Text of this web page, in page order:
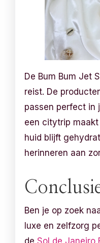
De Bum Bum Jet
reist. De
passen perfect in
een citytrip
huid blijft
herinneren aan
Ben je op zoek
luxe en zelfzorg